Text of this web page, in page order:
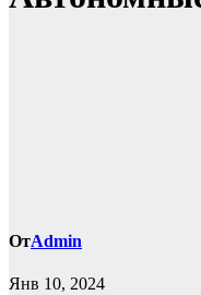
ОтAdmin
Янв 10, 2024